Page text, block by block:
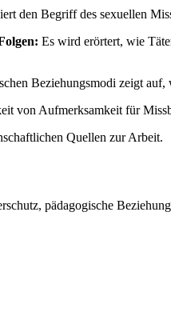
den Begriff des sexuellen
Es wird erörtert, wie
Beziehungsmodi zeigt
von Aufmerksamkeit für
Quellen zur Arbeit.
pädagogische